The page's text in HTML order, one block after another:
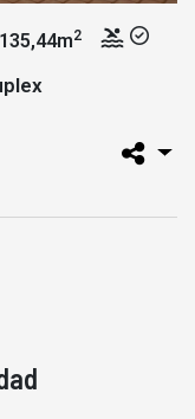
135,44m2